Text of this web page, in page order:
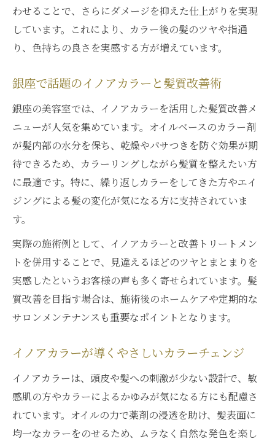
わせることで、さらにダメージを抑えた仕上がりを実現
しています。これにより、カラー後の髪のツヤや指通
り、色持ちの良さを実感する方が増えています。
銀座で話題のイノアカラーと髪質改善術
銀座の美容室では、イノアカラーを活用した髪質改善メ
ニューが人気を集めています。オイルベースのカラー剤
が髪内部の水分を保ち、乾燥やパサつきを防ぐ効果が期
待できるため、カラーリングしながら髪質を整えたい方
に最適です。特に、繰り返しカラーをしてきた方やエイ
ジングによる髪の変化が気になる方に支持されていま
す。
実際の施術例として、イノアカラーと改善トリートメン
トを併用することで、見違えるほどのツヤとまとまりを
実感したというお客様の声も多く寄せられています。髪
質改善を目指す場合は、施術後のホームケアや定期的な
サロンメンテナンスも重要なポイントとなります。
イノアカラーが導くやさしいカラーチェンジ
イノアカラーは、頭皮や髪への刺激が少ない設計で、敏
感肌の方やカラーによるかゆみが気になる方にも配慮さ
れています。オイルの力で薬剤の浸透を助け、髪表面に
均一なカラーをのせるため、ムラなく自然な発色を楽し